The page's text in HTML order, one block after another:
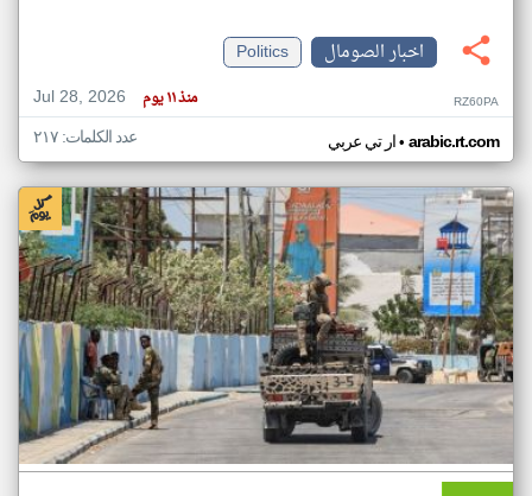
اخبار الصومال
Politics
Jul 28, 2026
منذ ١١ يوم RZ60PA
ار تي عربي• arabic.rt.com عدد الكلمات: ٢١٧